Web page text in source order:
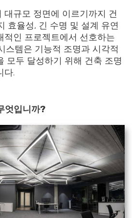
대규모 정면에 이르기까지 건
효율성, 긴 수명 및 설계 유연
적인 프로젝트에서 선호하는
스템은 기능적 조명과 시각적
모두 달성하기 위해 건축 조명
다.
엇입니까?